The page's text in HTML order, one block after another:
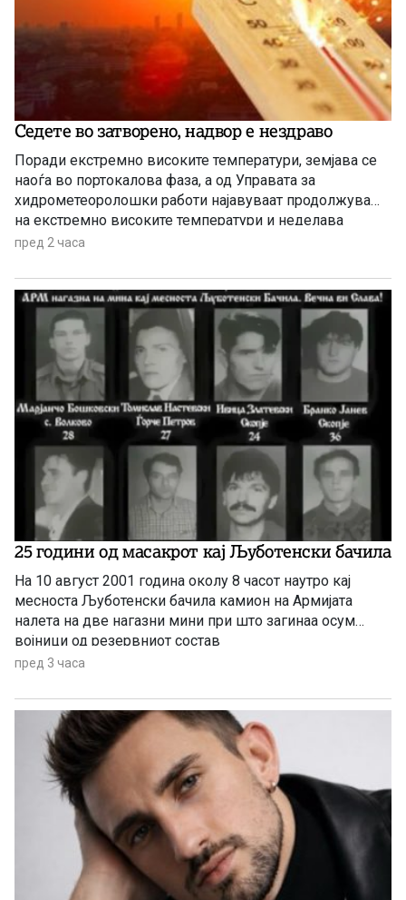
Седете во затворено, надвор е нездраво
Поради екстремно високите температури, земјава се
наоѓа во портокалова фаза, а од Управата за
хидрометеоролошки работи најавуваат продолжување
на екстремно високите температури и неделава
пред 2 часа
25 години од масакрот кај Љуботенски бачила
На 10 август 2001 година околу 8 часот наутро кај
месноста Љуботенски бачила камион на Армијата
налетa на две нагазни мини при што загинаа осум
војници од резервниот состав
пред 3 часа